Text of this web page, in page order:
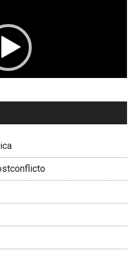
01:04
Presidenta Corporación